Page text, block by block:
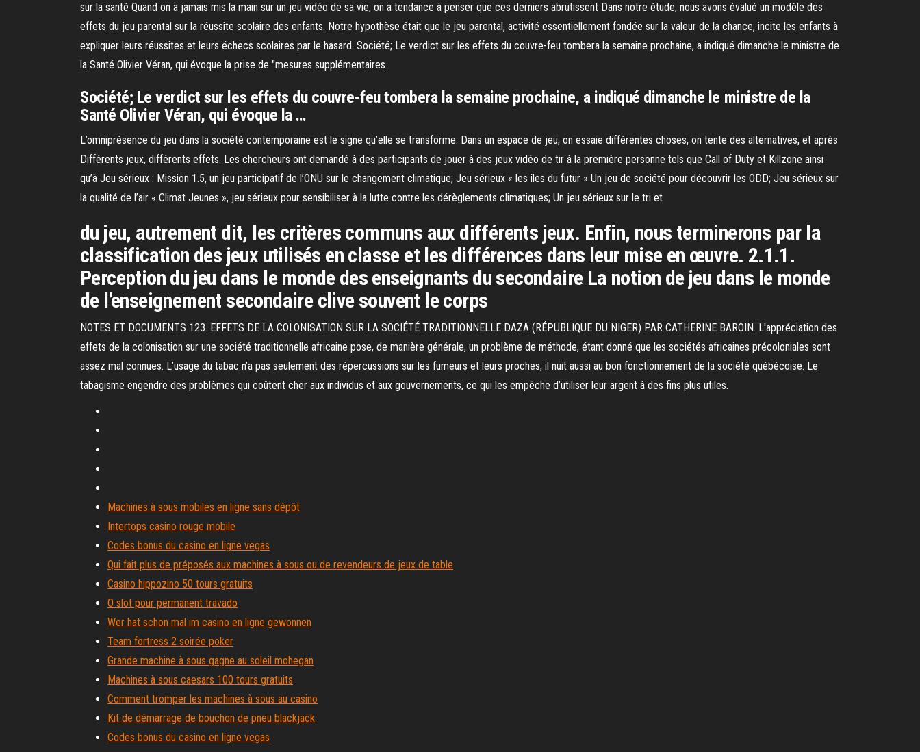
sur la santé Quand on a jamais mis la main sur un jeu vidéo de sa vie, on a tendance à penser que ces derniers abrutissent Dans notre étude, nous avons évalué un modèle des
effets du jeu parental sur la réussite scolaire des enfants. Notre hypothèse était que le jeu parental, activité essentiellement fondée sur la valeur de la chance, incite les enfants à
expliquer leurs réussites et leurs échecs scolaires par le hasard. Société; Le verdict sur les effets du couvre-feu tombera la semaine prochaine, a indiqué dimanche le ministre de
la Santé Olivier Véran, qui évoque la prise de "mesures supplémentaires
Société; Le verdict sur les effets du couvre-feu tombera la semaine prochaine, a indiqué dimanche le ministre de la
Santé Olivier Véran, qui évoque la …
L’omniprésence du jeu dans la société contemporaine est le signe qu’elle se transforme. Dans un espace de jeu, on essaie différentes choses, on tente des alternatives, et après
Différents jeux, différents effets. Les chercheurs ont demandé à des participants de jouer à des jeux vidéo de tir à la première personne tels que Call of Duty et Killzone ainsi
qu’à Jeu sérieux : Mission 1.5, un jeu participatif de l’ONU sur le changement climatique; Jeu sérieux « les îles du futur » Un jeu de société pour découvrir les ODD; Jeu sérieux sur
la qualité de l’air « Climat Jeunes », jeu sérieux pour sensibiliser à la lutte contre les dérèglements climatiques; Un jeu sérieux sur le tri et
du jeu, autrement dit, les critères communs aux différents jeux. Enfin, nous terminerons par la
classification des jeux utilisés en classe et les différences dans leur mise en œuvre. 2.1.1.
Perception du jeu dans le monde des enseignants du secondaire La notion de jeu dans le monde
de l’enseignement secondaire clive souvent le corps
NOTES ET DOCUMENTS 123. EFFETS DE LA COLONISATION SUR LA SOCIÉTÉ TRADITIONNELLE DAZA (RÉPUBLIQUE DU NIGER) PAR CATHERINE BAROIN. L'appréciation des
effets de la colonisation sur une société traditionnelle africaine pose, de manière générale, un problème de méthode, étant donné que les sociétés africaines précoloniales sont
assez mal connues. L’usage du tabac n’a pas seulement des répercussions sur les fumeurs et leurs proches, il nuit aussi au bon fonctionnement de la société québécoise. Le
tabagisme engendre des problèmes qui coûtent cher aux individus et aux gouvernements, ce qui les empêche d’utiliser leur argent à des fins plus utiles.
Machines à sous mobiles en ligne sans dépôt
Intertops casino rouge mobile
Codes bonus du casino en ligne vegas
Qui fait plus de préposés aux machines à sous ou de revendeurs de jeux de table
Casino hippozino 50 tours gratuits
O slot pour permanent travado
Wer hat schon mal im casino en ligne gewonnen
Team fortress 2 soirée poker
Grande machine à sous gagne au soleil mohegan
Machines à sous caesars 100 tours gratuits
Comment tromper les machines à sous au casino
Kit de démarrage de bouchon de pneu blackjack
Codes bonus du casino en ligne vegas